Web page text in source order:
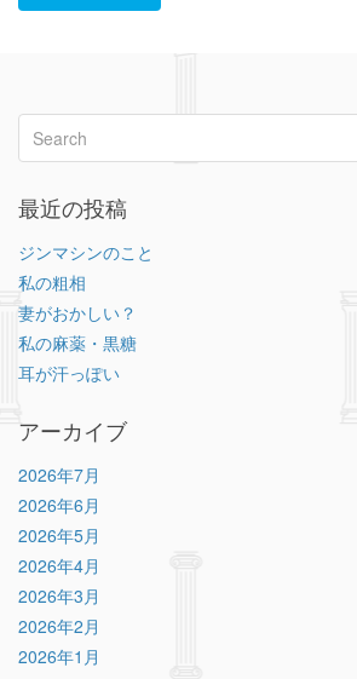
最近の投稿
ジンマシンのこと
私の粗相
妻がおかしい？
私の麻薬・黒糖
耳が汗っぽい
アーカイブ
2026年7月
2026年6月
2026年5月
2026年4月
2026年3月
2026年2月
2026年1月